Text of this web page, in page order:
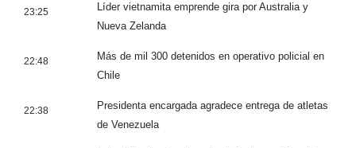
23:25
Líder vietnamita emprende gira por Australia y
Nueva Zelanda
22:48
Más de mil 300 detenidos en operativo policial en
Chile
22:38
Presidenta encargada agradece entrega de atletas
de Venezuela